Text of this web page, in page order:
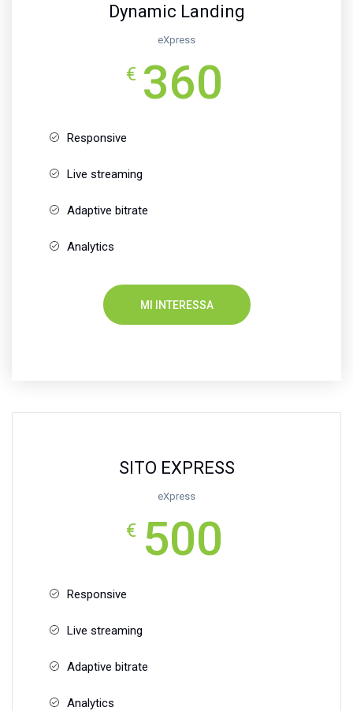
Dynamic Landing
eXpress
€ 360
Responsive
Live streaming
Adaptive bitrate
Analytics
MI INTERESSA
SITO EXPRESS
eXpress
€ 500
Responsive
Live streaming
Adaptive bitrate
Analytics